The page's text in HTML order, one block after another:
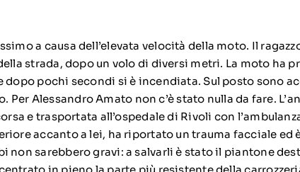
a causa dell’elevata velocità della moto. Il
strada, dopo un volo di diversi metri. La moto ha
dopo pochi secondi si è incendiata. Sul posto sono
Per Alessandro Amato non c’è stato nulla da fare.
e trasportata all’ospedale di Rivoli con
accanto a lei, ha riportato un trauma facciale
non sarebbero gravi: a salvarli è stato il piantone